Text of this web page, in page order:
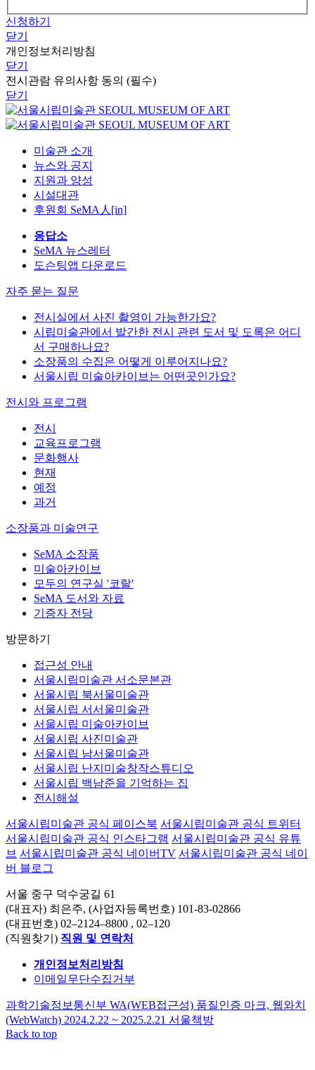
신청하기
닫기
개인정보처리방침
닫기
전시관람 유의사항 동의 (필수)
닫기
미술관 소개
뉴스와 공지
지원과 양성
시설대관
후원회 SeMA人[in]
응답소
SeMA 뉴스레터
도슨팅앱 다운로드
자주 묻는 질문
전시실에서 사진 촬영이 가능한가요?
시립미술관에서 발간한 전시 관련 도서 및 도록은 어디
서 구매하나요?
소장품의 수집은 어떻게 이루어지나요?
서울시립 미술아카이브는 어떤곳인가요?
전시와 프로그램
전시
교육프로그램
문화행사
현재
예정
과거
소장품과 미술연구
SeMA 소장품
미술아카이브
모두의 연구실 '코랄'
SeMA 도서와 자료
기증자 전당
방문하기
접근성 안내
서울시립미술관 서소문본관
서울시립 북서울미술관
서울시립 서서울미술관
서울시립 미술아카이브
서울시립 사진미술관
서울시립 남서울미술관
서울시립 난지미술창작스튜디오
서울시립 백남준을 기억하는 집
전시해설
서울시립미술관 공식 페이스북 서울시립미술관 공식 트위터
서울시립미술관 공식 인스타그램 서울시립미술관 공식 유튜
브 서울시립미술관 공식 네이버TV 서울시립미술관 공식 네이
버 블로그
서울 중구 덕수궁길 61
(대표자) 최은주, (사업자등록번호) 101-83-02866
(대표번호) 02–2124–8800 , 02–120
(직원찾기) 직원 및 연락처
개인정보처리방침
이메일무단수집거부
과학기술정보통신부 WA(WEB접근성) 품질인증 마크, 웹와치
(WebWatch) 2024.2.22 ~ 2025.2.21 서울책방
Back to top